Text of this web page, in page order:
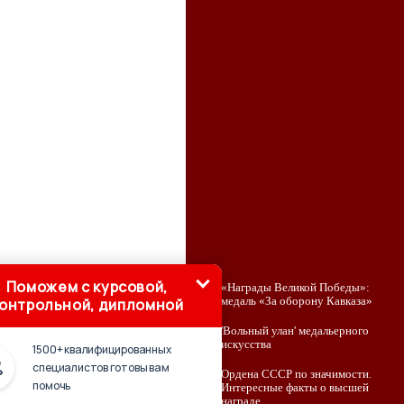
«Награды Великой Победы»:
медаль «За оборону Кавказа»
'Вольный улан' медальерного
искусства
Ордена СССР по значимости.
Интересные факты о высшей
награде
Поможем с курсовой,
дипломной
1500+ квалифицированных
специалистов готовы вам
помочь